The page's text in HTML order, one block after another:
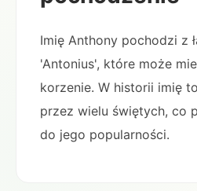
Imię Anthony pochodzi z
'Antonius', które może
korzenie. W historii imię
przez wielu świętych, co
do jego popularności.